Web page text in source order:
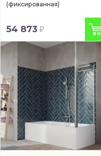
(фиксированная)
54 873